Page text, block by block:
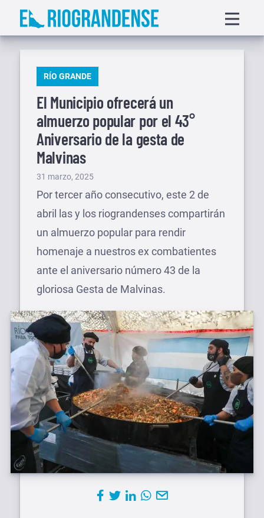
Saltar
menu
PUBLICADO
RÍO GRANDE
El Municipio ofrecerá un
almuerzo popular por el 43°
Aniversario de la gesta de
Malvinas
Publicado
el
31 marzo, 2025
Por tercer año consecutivo, este 2 de
abril las y los riograndenses compartirán
un almuerzo popular para rendir
homenaje a nuestros ex combatientes
ante el aniversario número 43 de la
gloriosa Gesta de Malvinas.